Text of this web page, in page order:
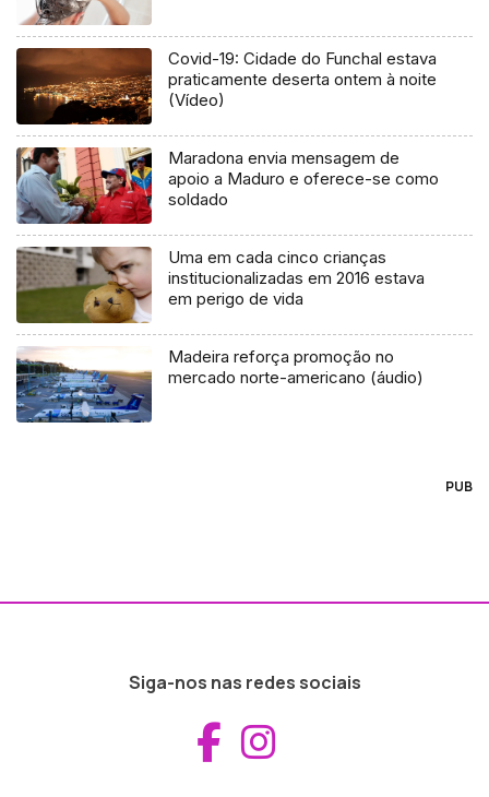
Covid-19: Cidade do Funchal estava
praticamente deserta ontem à noite
(Vídeo)
Maradona envia mensagem de
apoio a Maduro e oferece-se como
soldado
Uma em cada cinco crianças
institucionalizadas em 2016 estava
em perigo de vida
Madeira reforça promoção no
mercado norte-americano (áudio)
PUB
Siga-nos nas redes sociais
Aceder ao